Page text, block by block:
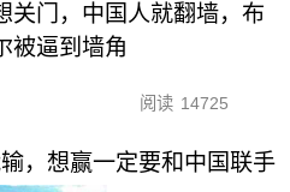
关门，中国人就翻墙，布
被逼到墙角
阅读 14725
，想赢一定要和中国联手